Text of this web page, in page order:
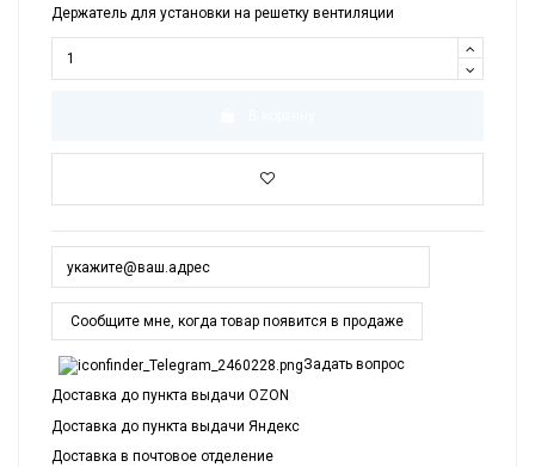
Держатель для установки на решетку вентиляции
Задать вопрос
Доставка до пункта выдачи OZON
Доставка до пункта выдачи Яндекс
Доставка в почтовое отделение